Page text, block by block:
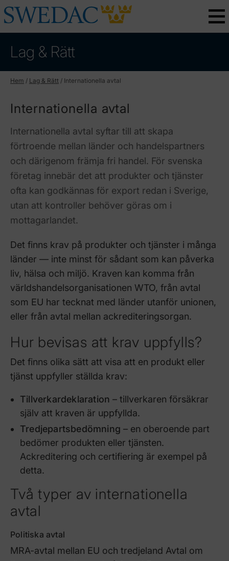
Lag & Rätt
Hem / Lag & Rätt / Internationella avtal
Internationella avtal
Internationella avtal syftar till att skapa
förtroende mellan länder och handelspartners
och därigenom främja fri handel. För svenska
företag innebär det att produkter och tjänster
ofta kan godkännas för export redan i Sverige,
utan att kontroller behöver göras om i
mottagarlandet.
Det finns krav på produkter och tjänster i många
länder — inte minst för sådant som kan påverka
liv, hälsa och miljö. Kraven kan komma från
världshandelsorganisationen WTO, från avtal
som EU har tecknat med länder utanför unionen,
eller från avtal mellan ackrediteringsorgan.
Hur bevisas att krav uppfylls?
Det finns olika sätt att visa att en produkt eller
tjänst uppfyller ställda krav:
Tillverkardeklaration – tillverkaren försäkrar
själv att kraven är uppfyllda.
Tredjepartsbedömning – en oberoende part
bedömer produkten eller tjänsten.
Ackreditering och certifiering är exempel på
detta.
Två typer av internationella
avtal
Politiska avtal
MRA-avtal mellan EU och tredjeland Avtal om